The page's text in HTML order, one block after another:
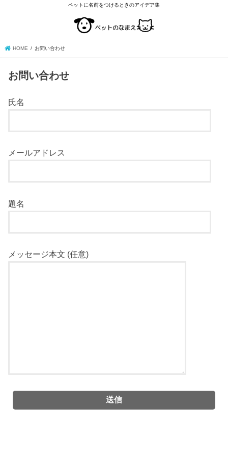
ペットに名前をつけるときのアイデア集
HOME お問い合わせ
お問い合わせ
氏名
メールアドレス
題名
メッセージ本文 (任意)